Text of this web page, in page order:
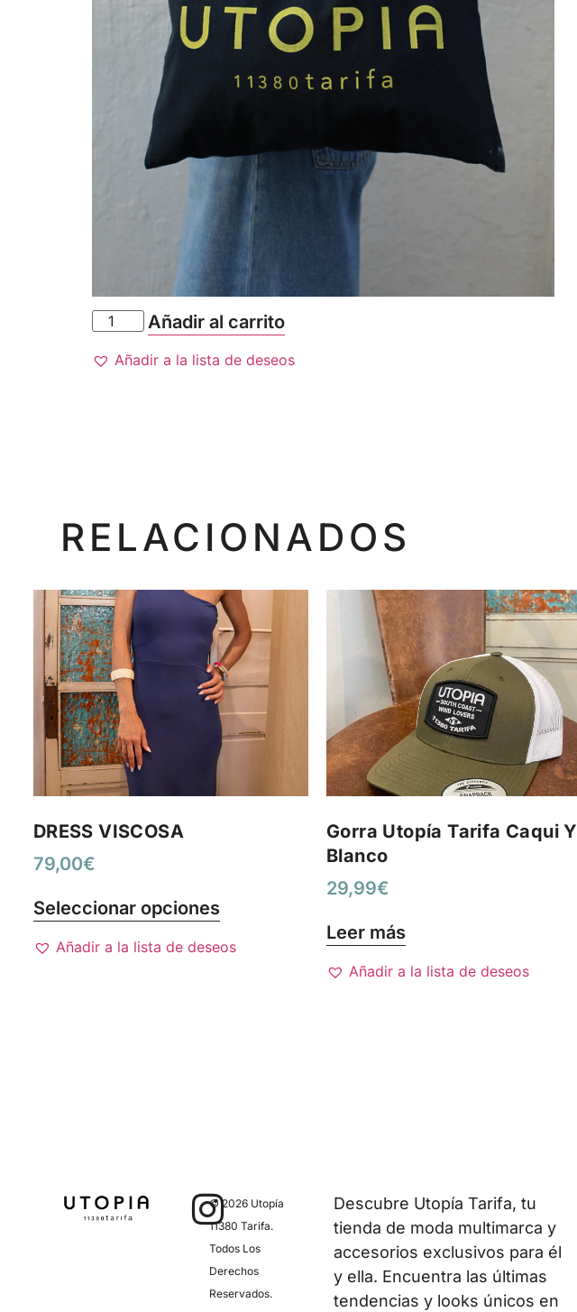
Añadir al carrito
Añadir a la lista de deseos
RELACIONADOS
DRESS VISCOSA
79,00€
Seleccionar opciones
Añadir a la lista de deseos
Gorra Utopía Tarifa Caqui Y
Blanco
29,99€
Leer más
Añadir a la lista de deseos
© 2026 Utopía
11380 Tarifa.
Todos Los
Derechos
Reservados.
Descubre Utopía Tarifa, tu
tienda de moda multimarca y
accesorios exclusivos para él
y ella. Encuentra las últimas
tendencias y looks únicos en